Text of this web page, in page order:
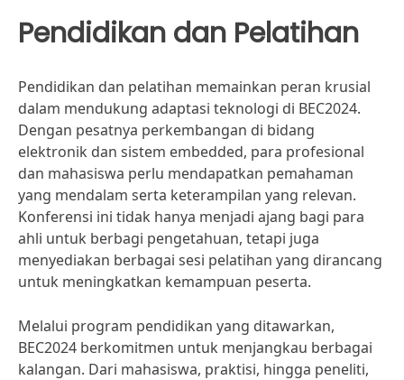
Pendidikan dan Pelatihan
Pendidikan dan pelatihan memainkan peran krusial
dalam mendukung adaptasi teknologi di BEC2024.
Dengan pesatnya perkembangan di bidang
elektronik dan sistem embedded, para profesional
dan mahasiswa perlu mendapatkan pemahaman
yang mendalam serta keterampilan yang relevan.
Konferensi ini tidak hanya menjadi ajang bagi para
ahli untuk berbagi pengetahuan, tetapi juga
menyediakan berbagai sesi pelatihan yang dirancang
untuk meningkatkan kemampuan peserta.
Melalui program pendidikan yang ditawarkan,
BEC2024 berkomitmen untuk menjangkau berbagai
kalangan. Dari mahasiswa, praktisi, hingga peneliti,